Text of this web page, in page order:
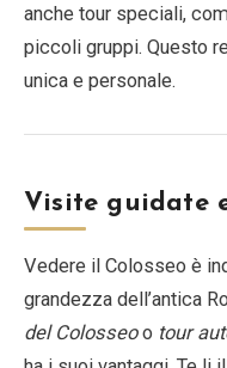
anche tour speciali,
piccoli gruppi. Questo
unica e personale.
Visite guidate
Vedere il Colosseo è
grandezza dell’antica
del Colosseoo tour